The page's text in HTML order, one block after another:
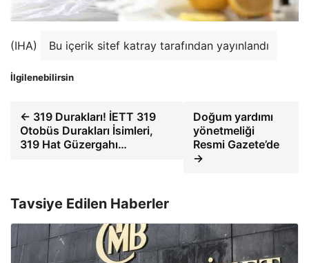
(IHA) Bu içerik sitef katray tarafından yayınlandı
İlgilenebilirsin
← 319 Durakları! İETT 319
Otobüs Durakları İsimleri,
319 Hat Güzergahı…
Doğum yardımı
yönetmeliği
Resmi Gazete’de
→
Tavsiye Edilen Haberler